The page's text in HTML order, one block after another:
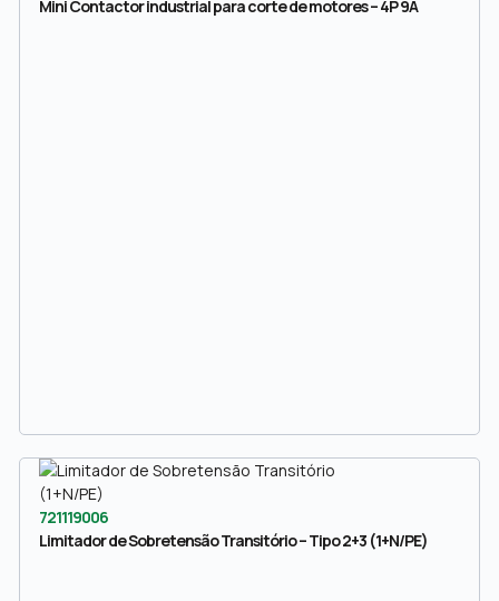
Mini Contactor industrial para corte de motores – 4P 9A
721119006
Limitador de Sobretensão Transitório – Tipo 2+3 (1+N/PE)